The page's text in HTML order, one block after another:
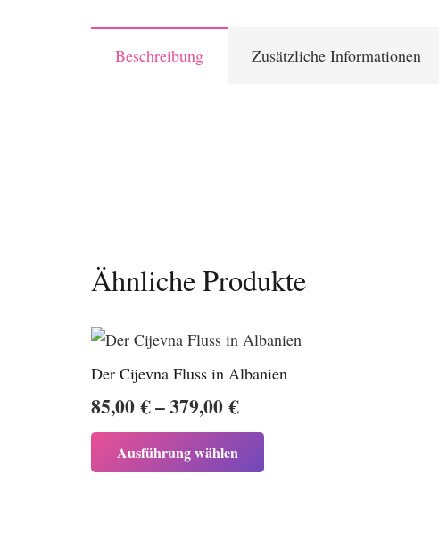
Beschreibung Zusätzliche Informationen
Ähnliche Produkte
Der Cijevna Fluss in Albanien
85,00€–379,00€Preisspanne:
85,00 €
Ausführung wählen